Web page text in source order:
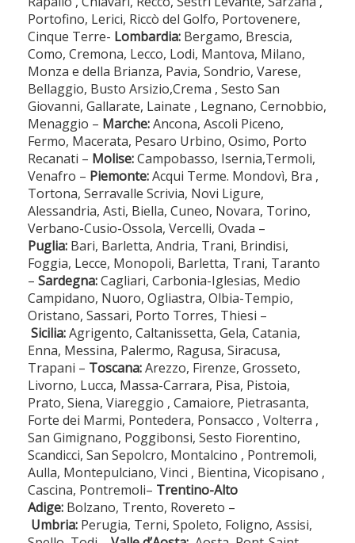
Portofino, Lerici, Riccò del Golfo, Portovenere,
Cinque Terre- Lombardia: Bergamo, Brescia,
Como, Cremona, Lecco, Lodi, Mantova, Milano,
Monza e della Brianza, Pavia, Sondrio, Varese,
Bellaggio, Busto Arsizio,Crema , Sesto San
Giovanni, Gallarate, Lainate , Legnano, Cernobbio,
Menaggio – Marche:Ancona, Ascoli Piceno,
Fermo, Macerata, Pesaro Urbino, Osimo, Porto
Recanati – Molise:Campobasso, Isernia,Termoli,
Venafro – Piemonte:Acqui Terme. Mondovì, Bra ,
Tortona, Serravalle Scrivia, Novi Ligure,
Alessandria, Asti, Biella, Cuneo, Novara, Torino,
Verbano-Cusio-Ossola, Vercelli, Ovada –
Puglia: Bari, Barletta, Andria, Trani, Brindisi,
Foggia, Lecce, Monopoli, Barletta, Trani, Taranto
– Sardegna:Cagliari, Carbonia-Iglesias, Medio
Campidano, Nuoro, Ogliastra, Olbia-Tempio,
Oristano, Sassari, Porto Torres, Thiesi –
Sicilia:Agrigento, Caltanissetta, Gela, Catania,
Enna, Messina, Palermo, Ragusa, Siracusa,
Trapani – Toscana:Arezzo, Firenze, Grosseto,
Livorno, Lucca, Massa-Carrara, Pisa, Pistoia,
Prato, Siena, Viareggio , Camaiore, Pietrasanta,
Forte dei Marmi, Pontedera, Ponsacco , Volterra ,
San Gimignano, Poggibonsi, Sesto Fiorentino,
Scandicci, San Sepolcro, Montalcino , Pontremoli,
Aulla, Montepulciano, Vinci , Bientina, Vicopisano ,
Cascina, Pontremoli– Trentino-Alto
Adige: Bolzano, Trento, Rovereto –
Umbria: Perugia, Terni, Spoleto, Foligno, Assisi,